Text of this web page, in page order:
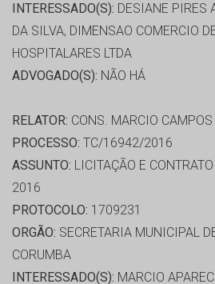
INTERESSADO(S): DESIANE PIRES
DA SILVA, DIMENSAO COMERCIO
HOSPITALARES LTDA
ADVOGADO(S): NÃO HÁ
RELATOR: CONS. MARCIO
PROCESSO: TC/16942/2016
ASSUNTO: LICITAÇÃO E
2016
PROTOCOLO: 1709231
ORGÃO: SECRETARIA MUNICIPAL
CORUMBA
INTERESSADO(S): MARCIO